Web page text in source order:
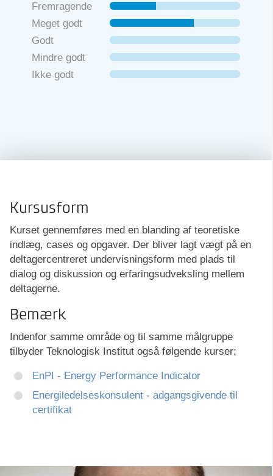
Fremragende
Meget godt
Godt
Mindre godt
Ikke godt
Kursusform
Kurset gennemføres med en blanding af teoretiske
indlæg, cases og opgaver. Der bliver lagt vægt på en
deltagercentreret undervisningsform med plads til
dialog og diskussion og erfaringsudveksling mellem
deltagerne.
Bemærk
Indenfor samme område og til samme målgruppe
tilbyder Teknologisk Institut også følgende kurser:
EnPI - Energy Performance Indicator
Energiledelseskonsulent - adgangsgivende til
certifikat